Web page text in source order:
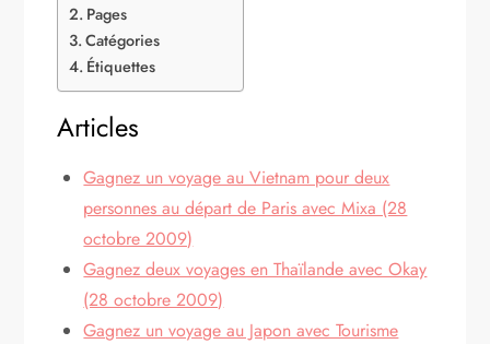
Pages
Catégories
Étiquettes
Articles
Gagnez un voyage au Vietnam pour deux
personnes au départ de Paris avec Mixa (28
octobre 2009)
Gagnez deux voyages en Thaïlande avec Okay
(28 octobre 2009)
Gagnez un voyage au Japon avec Tourisme